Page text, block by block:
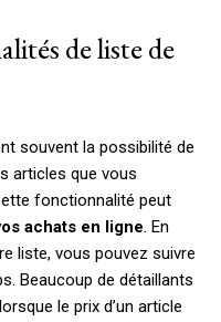
de liste de
souvent la possibilité de
articles que vous
fonctionnalité peut
achats en ligne. En
liste, vous pouvez suivre
Beaucoup de détaillants
le prix d’un article